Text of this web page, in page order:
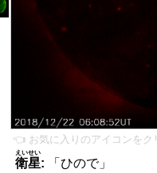
👈 お気に入りのアイコンをク
衛星
えいせい
:
「ひので」